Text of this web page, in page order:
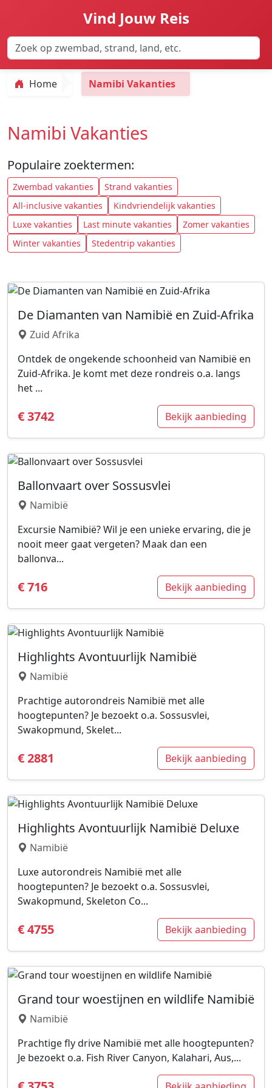
Vind Jouw Reis
Home Namibi Vakanties
Namibi Vakanties
Populaire zoektermen:
Zwembad vakanties
Strand vakanties
All-inclusive vakanties
Kindvriendelijk vakanties
Luxe vakanties
Last minute vakanties
Zomer vakanties
Winter vakanties
Stedentrip vakanties
De Diamanten van Namibië en Zuid-Afrika
Zuid Afrika
Ontdek de ongekende schoonheid van Namibië en
Zuid-Afrika. Je komt met deze rondreis o.a. langs
het ...
€ 3742 Bekijk aanbieding
Ballonvaart over Sossusvlei
Namibië
Excursie Namibië? Wil je een unieke ervaring, die je
nooit meer gaat vergeten? Maak dan een
ballonva...
€ 716 Bekijk aanbieding
Highlights Avontuurlijk Namibië
Namibië
Prachtige autorondreis Namibië met alle
hoogtepunten? Je bezoekt o.a. Sossusvlei,
Swakopmund, Skelet...
€ 2881 Bekijk aanbieding
Highlights Avontuurlijk Namibië Deluxe
Namibië
Luxe autorondreis Namibië met alle
hoogtepunten? Je bezoekt o.a. Sossusvlei,
Swakopmund, Skeleton Co...
€ 4755 Bekijk aanbieding
Grand tour woestijnen en wildlife Namibië
Namibië
Prachtige fly drive Namibië met alle hoogtepunten?
Je bezoekt o.a. Fish River Canyon, Kalahari, Aus,...